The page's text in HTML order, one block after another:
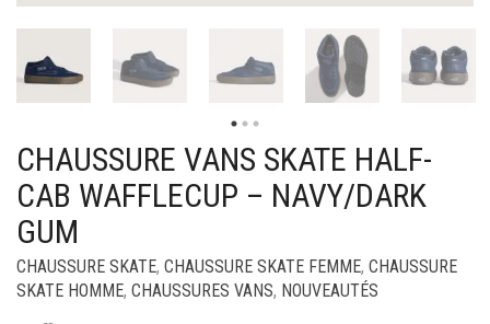
CHAUSSURE VANS SKATE HALF-
CAB WAFFLECUP – NAVY/DARK
GUM
CHAUSSURE SKATE, CHAUSSURE SKATE FEMME, CHAUSSURE
SKATE HOMME, CHAUSSURES VANS, NOUVEAUTÉS